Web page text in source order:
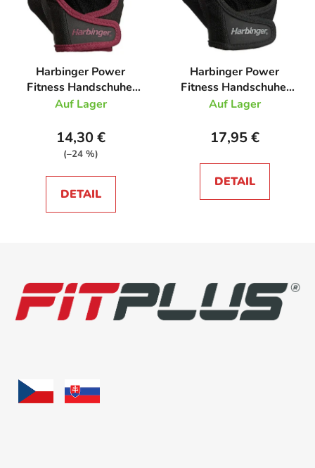
Harbinger Power
Fitness Handschuhe,
Damen, Merlot
Auf Lager
14,30 €
(–24 %)
DETAIL
Harbinger Power
Fitness Handschuhe,
Damen, Schwarz
Auf Lager
17,95 €
DETAIL